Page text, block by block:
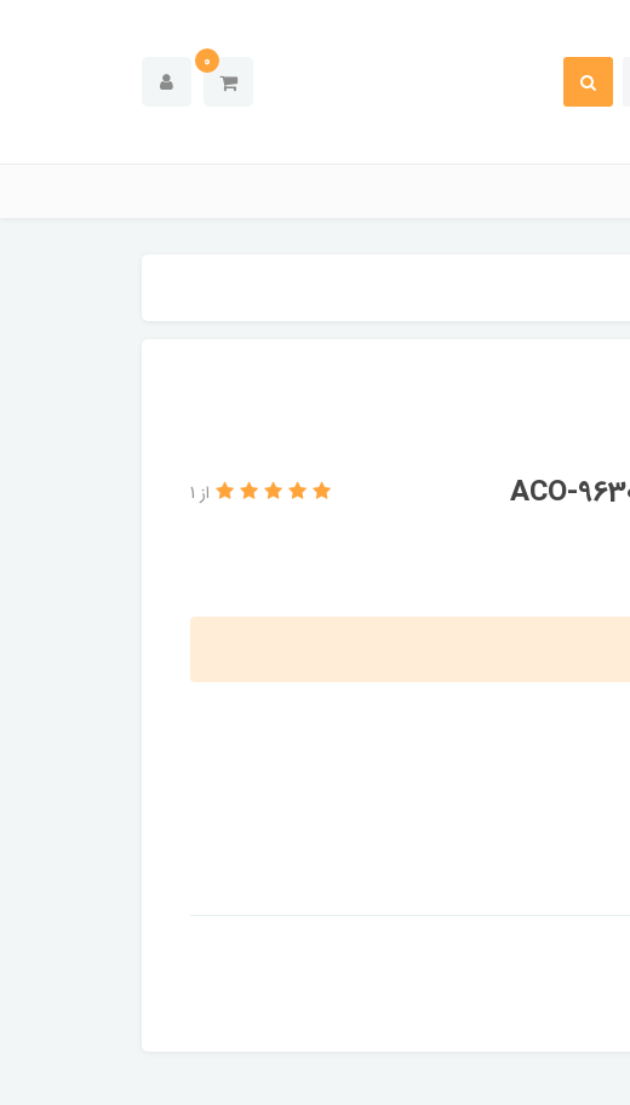
0
از 1